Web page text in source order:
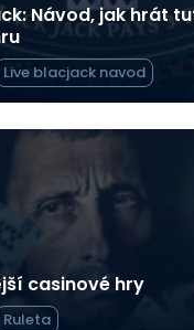
Návod, jak hrát
Live blacjack navod
casinové hry
Ruleta